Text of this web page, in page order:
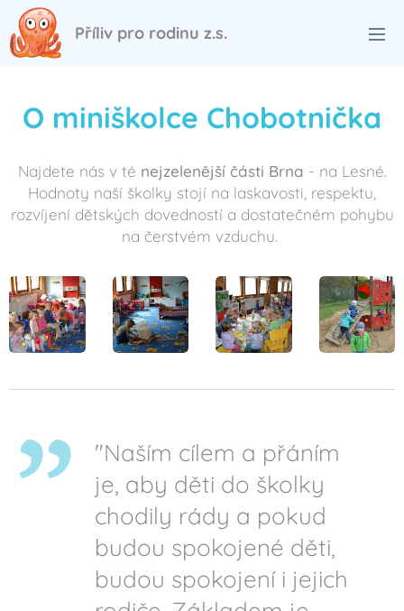
Příliv pro rodinu z.s.
O miniškolce Chobotnička
Najdete nás v té nejzelenější části Brna - na Lesné.
Hodnoty naší školky stojí na laskavosti, respektu,
rozvíjení dětských dovedností a dostatečném pohybu
na čerstvém vzduchu.
"Naším cílem a přáním
je, aby děti do školky
chodily rády a pokud
budou spokojené děti,
budou spokojení i jejich